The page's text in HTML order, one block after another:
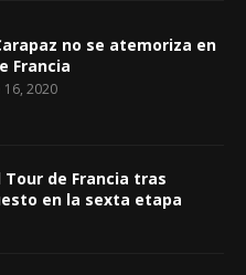
no se atemoriza en
Francia
2020
de Francia tras
en la sexta etapa